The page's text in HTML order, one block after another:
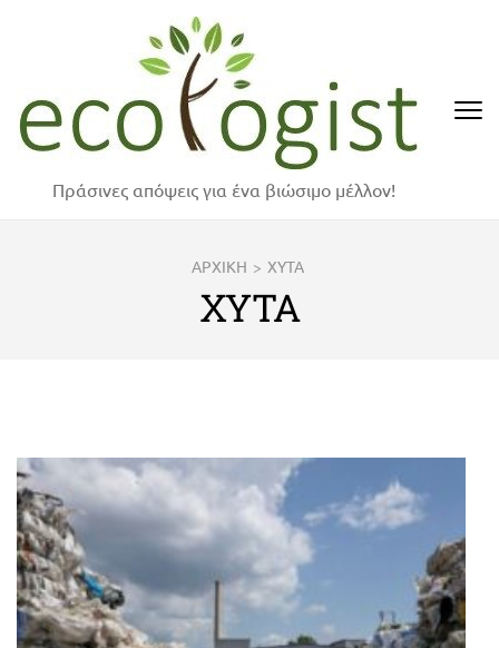
Enter)
Πράσινες απόψεις για ένα βιώσιμο μέλλον!
ΑΡΧΙΚΗ > ΧΥΤΑ
ΧΥΤΑ